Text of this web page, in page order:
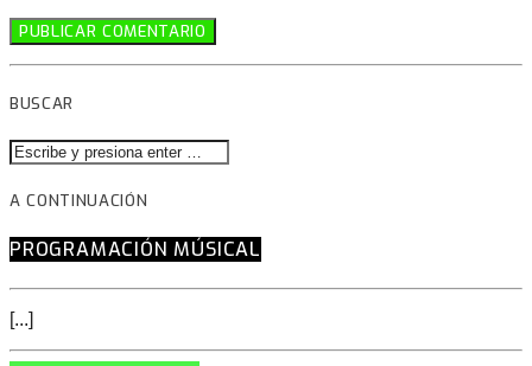
BUSCAR
A CONTINUACIÓN
PROGRAMACIÓN MÚSICAL
[...]